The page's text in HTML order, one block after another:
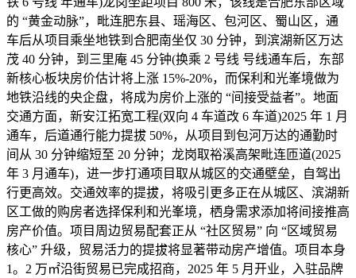
的 “黄金动脉”，毗连肥东县、瑶海区、包河区、蜀山区，通
车后从项目乘坐地铁到合肥南坐仅 30 分钟，到滨湖新区万达
茂 40 分钟，到三里庵 45 分钟(换乘 2 号线 号线通车后，东部
新核心板块房价估计将上涨 15%-20%，而保利和光峯境做为
地铁沿线的央企盘，将成为房价上涨的 “间接受益者”。地面
交通方面，新安江拓宽工程(双向 4 车道改 6 车道)2025 年 1 月
通车，后道通行能力提拔 50%，从项目到包河万达的通勤时
间从 30 分钟缩短至 20 分钟；龙岗取裕溪高架毗连匝道(2025
年 3 月通车)，进一步打通项目取从城区的交通壁垒，自驾出
行更高效。交通效率的提拔，将吸引更多正在从城区、滨湖新
区工做的购房者选择保利和光峯境，栖身需求添加将间接推高
房产价值。项目周边贸易配套正从 “社区贸易” 向 “区域贸易
核心” 升级，贸易活力的提拔将显著带动房产增值。项目本身
1。2 万㎡沿街贸易已完成招商，2025 年 5 月开业，入驻品牌